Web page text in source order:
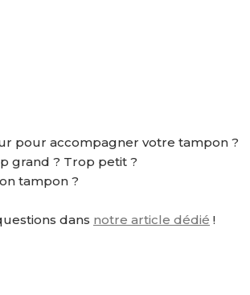
pour accompagner votre tampon ?
grand ? Trop petit ?
tampon ?
dans notre article dédié !